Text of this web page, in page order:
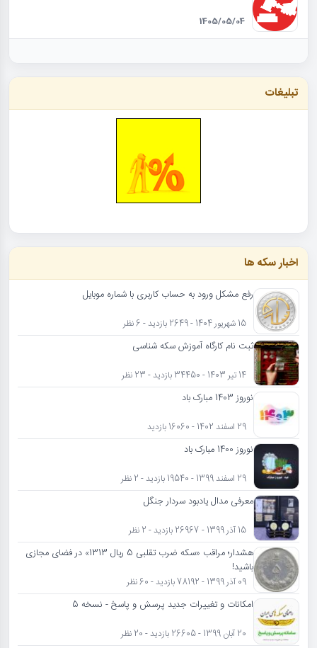
1405/05/04
تبلیغات
اخبار سکه ها
رفع مشکل ورود به حساب کاربری با شماره موبایل
15 شهریور 1404 - 2649 بازدید - 6 نظر
ثبت نام کارگاه آموزش سکه شناسی
14 تیر 1403 - 34450 بازدید - 23 نظر
نوروز 1403 مبارک باد
29 اسفند 1402 - 16060 بازدید
نوروز 1400 مبارک باد
29 اسفند 1399 - 19540 بازدید - 2 نظر
معرفی مدال یادبود سردار جنگل
15 آذر 1399 - 26967 بازدید - 2 نظر
هشدار؛ مراقب «سکه ضرب تقلبی 5 ریال 1313» در فضای مجازی
باشید!
09 آذر 1399 - 78192 بازدید - 60 نظر
امکانات و تغییرات جدید پرسش و پاسخ - نسخه 5
20 آبان 1399 - 26605 بازدید - 20 نظر